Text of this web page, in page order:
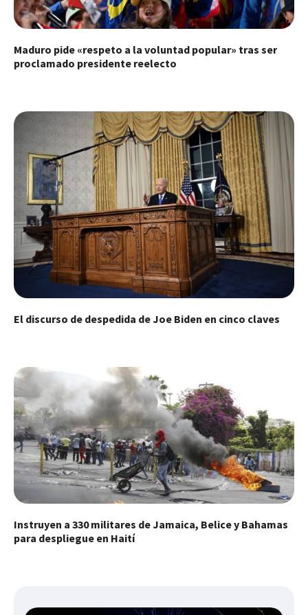
Maduro pide «respeto a la voluntad popular» tras ser
proclamado presidente reelecto
El discurso de despedida de Joe Biden en cinco claves
Instruyen a 330 militares de Jamaica, Belice y Bahamas
para despliegue en Haití